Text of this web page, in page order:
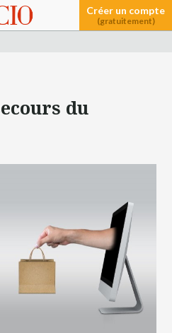
Créer un compte
(gratuitement)
du